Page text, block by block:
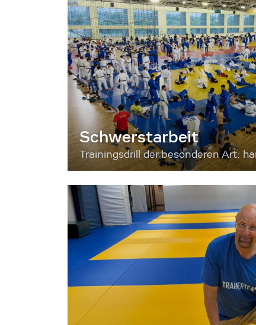
Schwerstarbeit
Trainingsdrill der besonderen Art: